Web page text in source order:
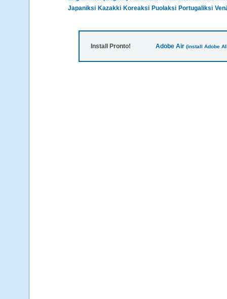
Japaniksi Kazakki Koreaksi Puolaksi Portugaliksi
Install Pronto! Adobe Air (install Adobe